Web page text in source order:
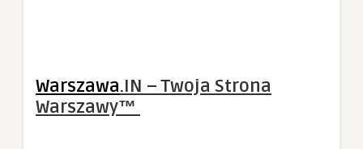
Warszawa.IN – Twoja Strona
Warszawy™